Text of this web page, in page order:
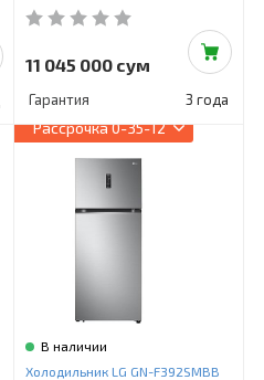
11 045 000 сум
Гарантия 3 года
Рассрочка0-35-12
В наличии
Холодильник LG GN-F392SMBB